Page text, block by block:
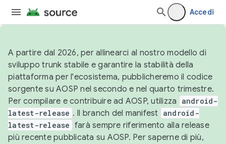
Accedi
A partire dal 2026, per allinearci al nostro modello di
sviluppo trunk stabile e garantire la stabilità della
piattaforma per l'ecosistema, pubblicheremo il codice
sorgente su AOSP nel secondo e nel quarto trimestre.
Per compilare e contribuire ad AOSP, utilizza
android-
latest-release . Il branch del manifest android-
latest-release farà sempre riferimento alla release
più recente pubblicata su AOSP. Per saperne di più,